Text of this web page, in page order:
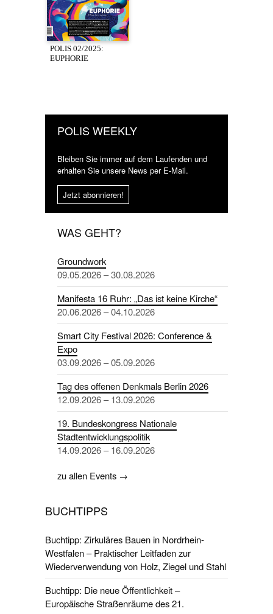
POLIS 02/2025:
EUPHORIE
POLIS WEEKLY
Bleiben Sie immer auf dem Laufenden und
erhalten Sie unsere News per E-Mail.
Jetzt abonnieren!
WAS GEHT?
Groundwork
09.05.2026 – 30.08.2026
Manifesta 16 Ruhr: „Das ist keine Kirche“
20.06.2026 – 04.10.2026
Smart City Festival 2026: Conference &
Expo
03.09.2026 – 05.09.2026
Tag des offenen Denkmals Berlin 2026
12.09.2026 – 13.09.2026
19. Bundeskongress Nationale
Stadtentwicklungspolitik
14.09.2026 – 16.09.2026
zu allen Events →
BUCHTIPPS
Buchtipp: Zirkuläres Bauen in Nordrhein-
Westfalen – Praktischer Leitfaden zur
Wiederverwendung von Holz, Ziegel und Stahl
Buchtipp: Die neue Öffentlichkeit –
Europäische Straßenräume des 21.